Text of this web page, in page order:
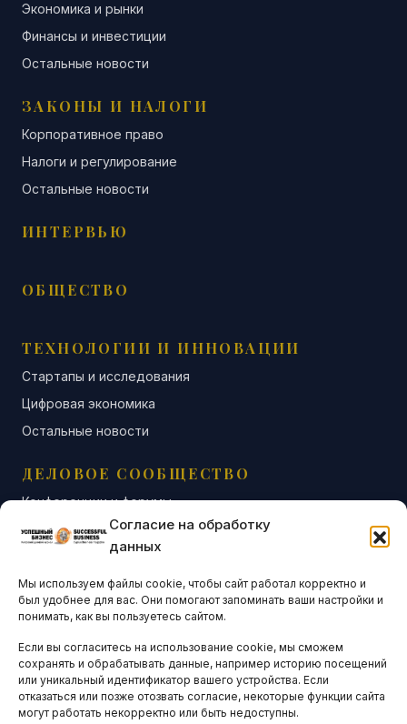
Согласие на обработку
данных
Мы используем файлы cookie, чтобы сайт работал корректно и
был удобнее для вас. Они помогают запоминать ваши настройки и
понимать, как вы пользуетесь сайтом.
Если вы согласитесь на использование cookie, мы сможем
сохранять и обрабатывать данные, например историю посещений
или уникальный идентификатор вашего устройства. Если
отказаться или позже отозвать согласие, некоторые функции сайта
могут работать некорректно или быть недоступны.
Экономика и рынки
Финансы и инвестиции
Остальные новости
ЗАКОНЫ И НАЛОГИ
Корпоративное право
Налоги и регулирование
Остальные новости
ИНТЕРВЬЮ
ОБЩЕСТВО
ТЕХНОЛОГИИ И ИННОВАЦИИ
Стартапы и исследования
Цифровая экономика
Остальные новости
ДЕЛОВОЕ СООБЩЕСТВО
Конференции и форумы
Бизнес-клубы и ассоциации
Остальные новости
АНАЛИТИКА И СТАТИСТИКА
ARTICLES IN ENGLISH
НАВИГАЦИЯ